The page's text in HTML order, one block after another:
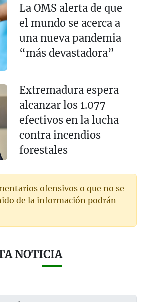
La OMS alerta de que
el mundo se acerca a
una nueva pandemia
“más devastadora”
Extremadura espera
alcanzar los 1.077
efectivos en la lucha
contra incendios
forestales
ofensivos o que no se
de la información podrán
NOTICIA